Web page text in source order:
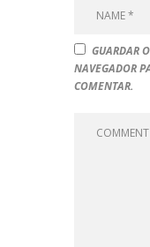
GUARDAR
NAVEGADOR
COMENTAR.